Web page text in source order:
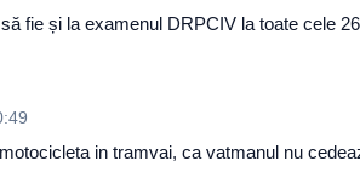
fie și la examenul DRPCIV la toate cele
in tramvai, ca vatmanul nu